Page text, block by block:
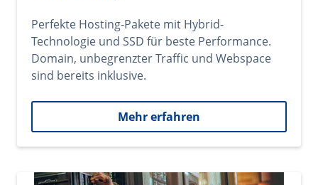
Perfekte Hosting-Pakete mit Hybrid-
Technologie und SSD für beste Performance.
Domain, unbegrenzter Traffic und Webspace
sind bereits inklusive.
Mehr erfahren